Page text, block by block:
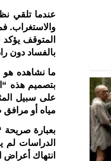
عندما تلقي
والاستغراب.
المتوقف
بالفساد دون
ما نشاهده
بتصميم هذه
على سبيل
مياه أو
بعبارة
الدراسات
انتهاك أعراض